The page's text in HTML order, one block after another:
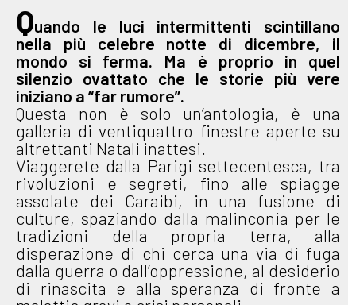
Quando le luci intermittenti scintillano
nella più celebre notte di dicembre, il
mondo si ferma. Ma è proprio in quel
silenzio ovattato che le storie più vere
iniziano a “far rumore”.
Questa non è solo un’antologia, è una
galleria di ventiquattro finestre aperte su
altrettanti Natali inattesi.
Viaggerete dalla Parigi settecentesca, tra
rivoluzioni e segreti, fino alle spiagge
assolate dei Caraibi, in una fusione di
culture, spaziando dalla malinconia per le
tradizioni della propria terra, alla
disperazione di chi cerca una via di fuga
dalla guerra o dall’oppressione, al desiderio
di rinascita e alla speranza di fronte a